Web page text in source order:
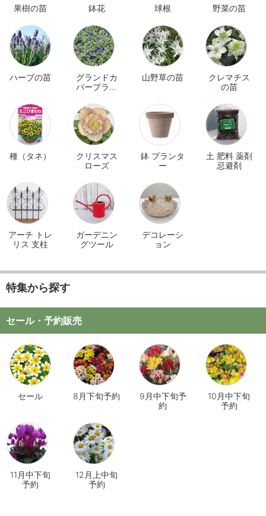
果樹の苗 鉢花 球根 野菜の苗
ハーブの苗
グランドカ
バープラン
山野草の苗
クレマチス
の苗
種（タネ）
クリスマス
ローズ
鉢 プランタ
ー
土 肥料 薬剤
忌避剤
アーチ トレ
リス 支柱
ガーデニン
グツール
デコレーシ
ョン
特集から探す
セール・予約販売
セール 8月下旬予約
9月中下旬予
約
10月中下旬
予約
11月中下旬
予約
12月上中旬
予約